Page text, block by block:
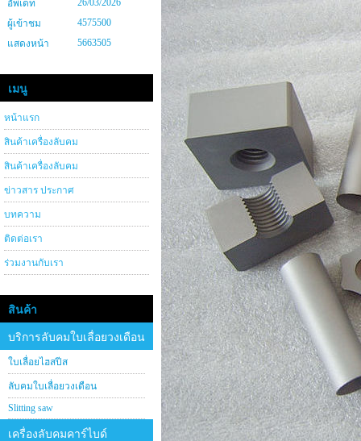
อัพเดท
26/03/2026
ผู้เข้าชม
4575500
แสดงหน้า
5663505
เมนู
หน้าแรก
สินค้าเครื่องลับคม
สินค้าเครื่องลับคม
ข่าวสาร ประกาศ
บทความ
ติดต่อเรา
ร่วมงานกับเรา
สินค้า
บริการลับคมใบเลื่อยวงเดือน
ใบเลื่อยไฮสปีส
ลับคมใบเลื่อยวงเดือน
Slitting saw
เครื่องลับคมคาร์ไบด์